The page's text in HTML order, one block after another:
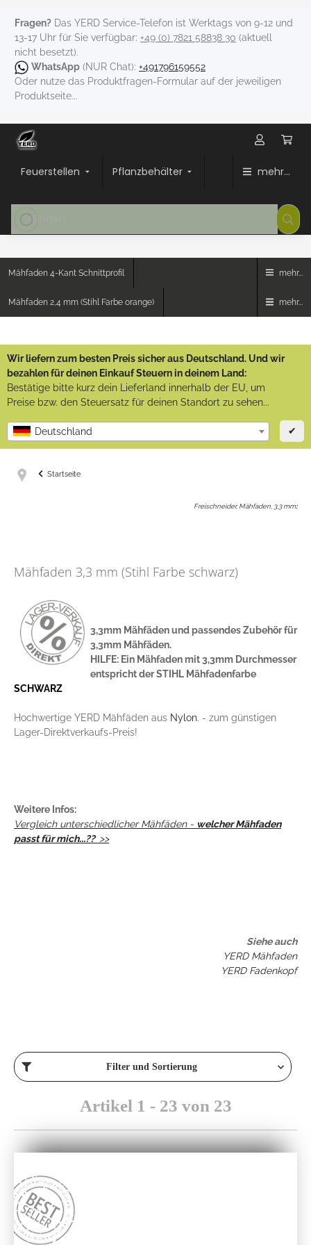
Fragen? Das YERD Service-Telefon ist Werktags von 9-12 und
13-17 Uhr für Sie verfügbar: +49 (0) 7821 58838 30 (aktuell
nicht besetzt).
WhatsApp (NUR Chat): +491796159552
Oder nutze das Produktfragen-Formular auf der jeweiligen
Produktseite...
Feuerstellen Pflanzbehälter mehr...
Mähfaden 4-Kant Schnittprofil mehr...
Mähfaden 2,4 mm (Stihl Farbe orange) mehr...
Wir liefern zum besten Preis sicher aus Deutschland. Und wir
bezahlen für deinen Einkauf Steuern in deinem Land:
Bestätige bitte kurz dein Lieferland innerhalb der EU, um
Preise bzw. den Steuersatz für deinen Standort zu sehen...
Deutschland ✔
Startseite
Freischneider, Mähfaden, 3,3 mm:
Mähfaden 3,3 mm (Stihl Farbe schwarz)
3,3mm Mähfäden und passendes Zubehör für
3,3mm Mähfäden.
HILFE: Ein Mähfaden mit 3,3mm Durchmesser
entspricht der STIHL Mähfadenfarbe
SCHWARZ
Hochwertige YERD Mähfäden aus Nylon. - zum günstigen
Lager-Direktverkaufs-Preis!
Weitere Infos:
Vergleich unterschiedlicher Mähfäden - welcher Mähfaden
passt für mich...?? >>
Siehe auch
YERD Mähfaden
YERD Fadenkopf
Filter und Sortierung
Artikel 1 - 23 von 23